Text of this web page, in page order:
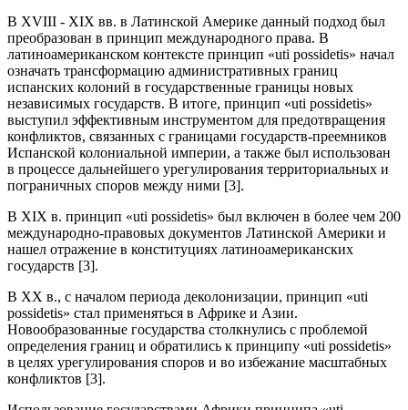
В XVIII - XIX вв. в Латинской Америке данный подход был
преобразован в принцип международного права. В
латиноамериканском контексте принцип «uti possidetis» начал
означать трансформацию административных границ
испанских колоний в государственные границы новых
независимых государств. В итоге, принцип «uti possidetis»
выступил эффективным инструментом для предотвращения
конфликтов, связанных с границами государств-преемников
Испанской колониальной империи, а также был использован
в процессе дальнейшего урегулирования территориальных и
пограничных споров между ними [3].
В XIX в. принцип «uti possidetis» был включен в более чем 200
международно-правовых документов Латинской Америки и
нашел отражение в конституциях латиноамериканских
государств [3].
В XX в., с началом периода деколонизации, принцип «uti
possidetis» стал применяться в Африке и Азии.
Новообразованные государства столкнулись с проблемой
определения границ и обратились к принципу «uti possidetis»
в целях урегулирования споров и во избежание масштабных
конфликтов [3].